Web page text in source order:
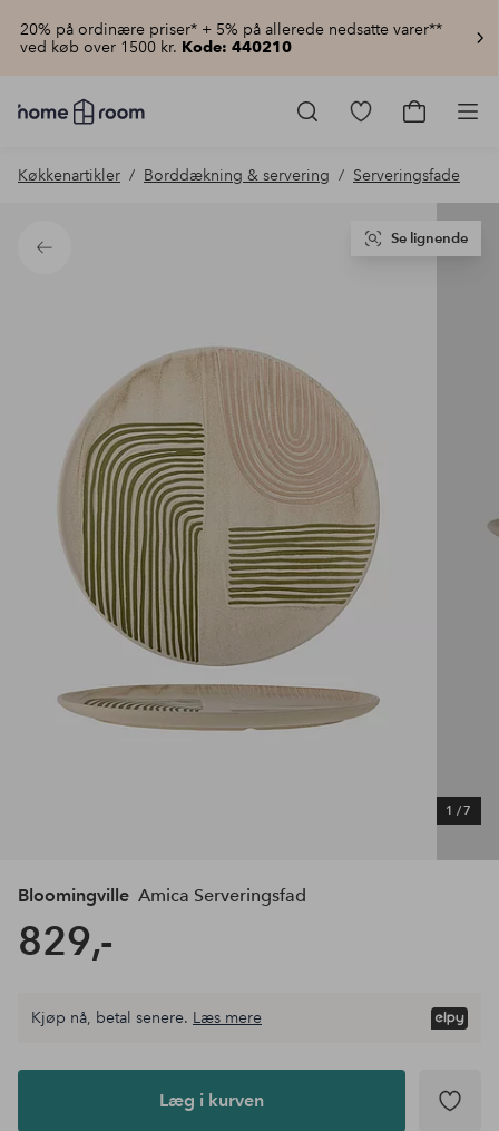
20% på ordinære priser* + 5% på allerede nedsatte varer**
ved køb over 1500 kr. Kode: 440210
Homeroom
–
hjemmet
pris
Gå
produkter
Gå
Køkkenartikler Borddækning & servering Serveringsfade
Tilbage
1 /7
Se lignende
Bloomingville Amica Serveringsfad
829,-
Læg i
Kjøp nå, betal senere. Læs mere
Læg i kurven